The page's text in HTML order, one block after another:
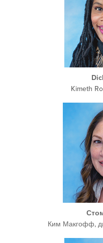
Kimeth
Ким Макгофф,